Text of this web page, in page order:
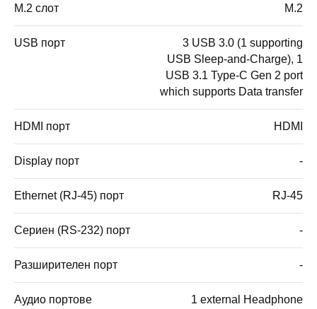
M.2 слот M.2
USB порт
3 USB 3.0 (1 supporting
USB Sleep-and-Charge), 1
USB 3.1 Type-C Gen 2 port
which supports Data transfer
HDMI порт HDMI
Display порт -
Ethernet (RJ-45) порт RJ-45
Сериен (RS-232) порт -
Разширителен порт -
Аудио портове
1 external Headphone